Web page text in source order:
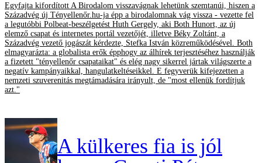
Egyfajta kifordított A Birodalom visszavágnak lehetünk szemtanúi, hiszen a
Századvég új Tényellenőr.hu-ja épp a birodalomnak vág vissza - vezette fel
a legutóbbi Polbeat-beszélgetést Huth Gergely, aki Both Hunort, az új
elemző csapat és internetes portál vezetőjét, illetve Béky Zoltánt, a
Századvég vezető jogászát kérdezte, Stefka István közreműködésével. Both
elmagyarázta: a globalista erők épphogy az álhírek terjesztéséhez használják
a fizetett "tényellenőr csapataikat" és elég nagy sikerrel jártak világszerte a
negatív kampányaikkal, hangulatkeltéseikkel. E fegyverük kifejezetten a
nemzeti szuverenitás megtámadására irányult, de "most ellenük fordítjuk
azt."
A külkeres fia is jól